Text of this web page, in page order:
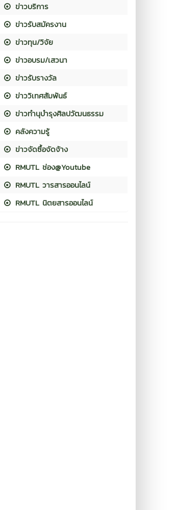
ข่าวบริการ
ข่าวรับสมัครงาน
ข่าวทุน/วิจัย
ข่าวอบรม/เสวนา
ข่าวรับรางวัล
ข่าววิเทศสัมพันธ์
ข่าวทำนุบำรุงศิลปวัฒนธรรม
คลังความรู้
ข่าวจัดซื้อจัดจ้าง
RMUTL ช่อง@Youtube
RMUTL วารสารออนไลน์
RMUTL นิตยสารออนไลน์